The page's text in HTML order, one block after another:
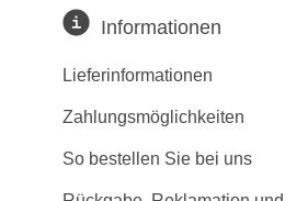
Informationen
Lieferinformationen
Zahlungsmöglichkeiten
So bestellen Sie bei uns